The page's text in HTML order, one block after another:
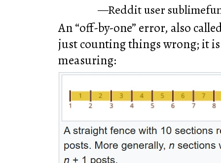
Reddit user
An “off-by-one” error, also
just counting things wrong; it
measuring: